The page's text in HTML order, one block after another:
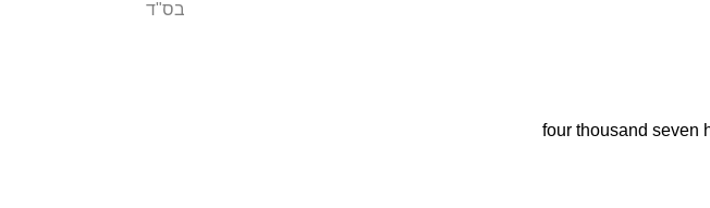
בס"ד